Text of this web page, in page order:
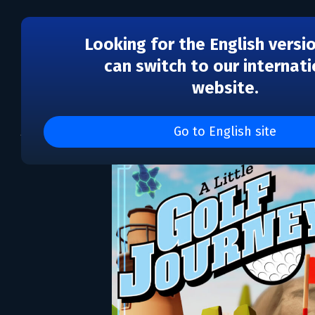
Looking for the English
can switch to our
website.
Go to English site
A Little Golf Journey